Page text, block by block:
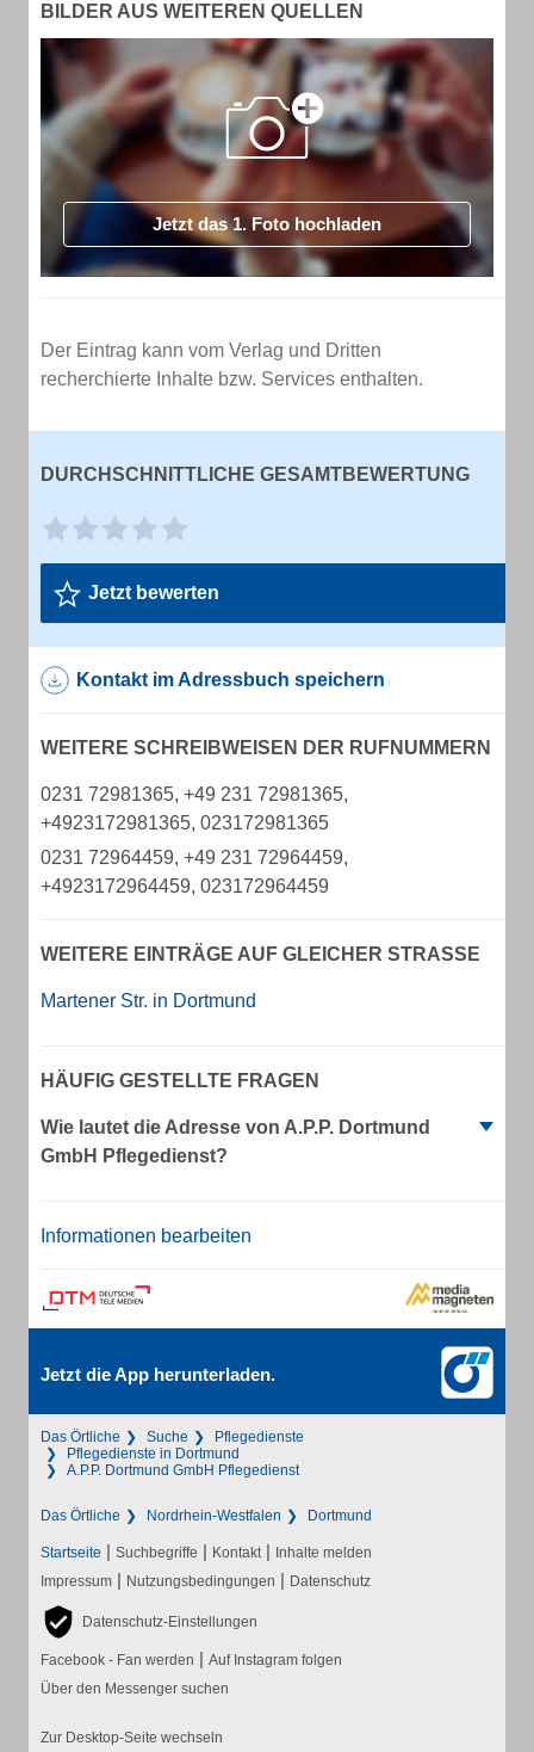
BILDER AUS WEITEREN QUELLEN
Jetzt das 1. Foto hochladen
Der Eintrag kann vom Verlag und Dritten
recherchierte Inhalte bzw. Services enthalten.
DURCHSCHNITTLICHE GESAMTBEWERTUNG
Jetzt bewerten
Kontakt im Adressbuch speichern
WEITERE SCHREIBWEISEN DER RUFNUMMERN
0231 72981365, +49 231 72981365,
+4923172981365, 023172981365
0231 72964459, +49 231 72964459,
+4923172964459, 023172964459
WEITERE EINTRÄGE AUF GLEICHER STRASSE
Martener Str. in Dortmund
HÄUFIG GESTELLTE FRAGEN
Wie lautet die Adresse von A.P.P. Dortmund
GmbH Pflegedienst?
Informationen bearbeiten
Jetzt die App herunterladen.
Das Örtliche Suche
Pflegedienste
Pflegedienste in Dortmund
A.P.P. Dortmund GmbH Pflegedienst
Das Örtliche Nordrhein-Westfalen Dortmund
Startseite | Suchbegriffe | Kontakt | Inhalte melden
Impressum | Nutzungsbedingungen | Datenschutz
Datenschutz-Einstellungen
Facebook - Fan werden | Auf Instagram folgen
Über den Messenger suchen
Zur Desktop-Seite wechseln